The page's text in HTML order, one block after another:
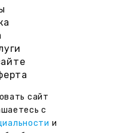
сайт
с
и